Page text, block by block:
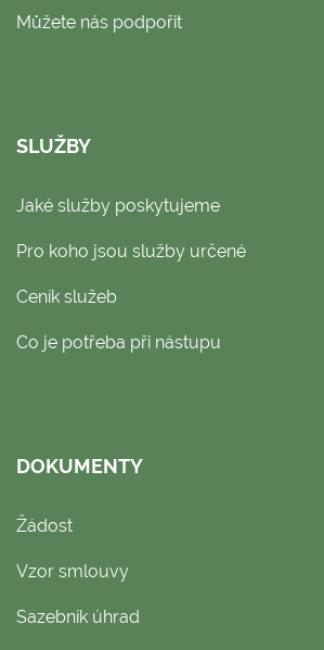
Můžete nás podpořit
SLUŽBY
Jaké služby poskytujeme
Pro koho jsou služby určené
Ceník služeb
Co je potřeba při nástupu
DOKUMENTY
Žádost
Vzor smlouvy
Sazebník úhrad